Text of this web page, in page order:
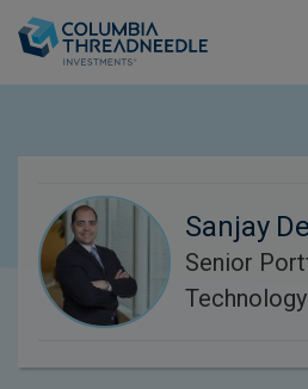
Sanjay
Senior
Technology